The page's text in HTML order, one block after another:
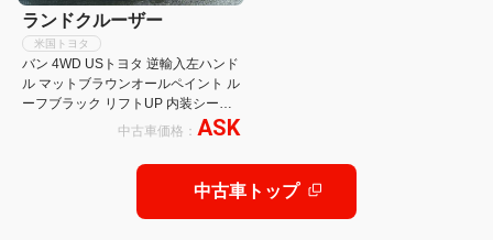
ランドクルーザー
米国トヨタ
バン 4WD USトヨタ 逆輸入左ハンド
ル マットブラウンオールペイント ル
ーフブラック リフトUP 内装シート
ベージュブラウン2トーンオーダー
新品グッドリッチMTタイヤ オーダ
中古車価格： ASK
中古車トップ